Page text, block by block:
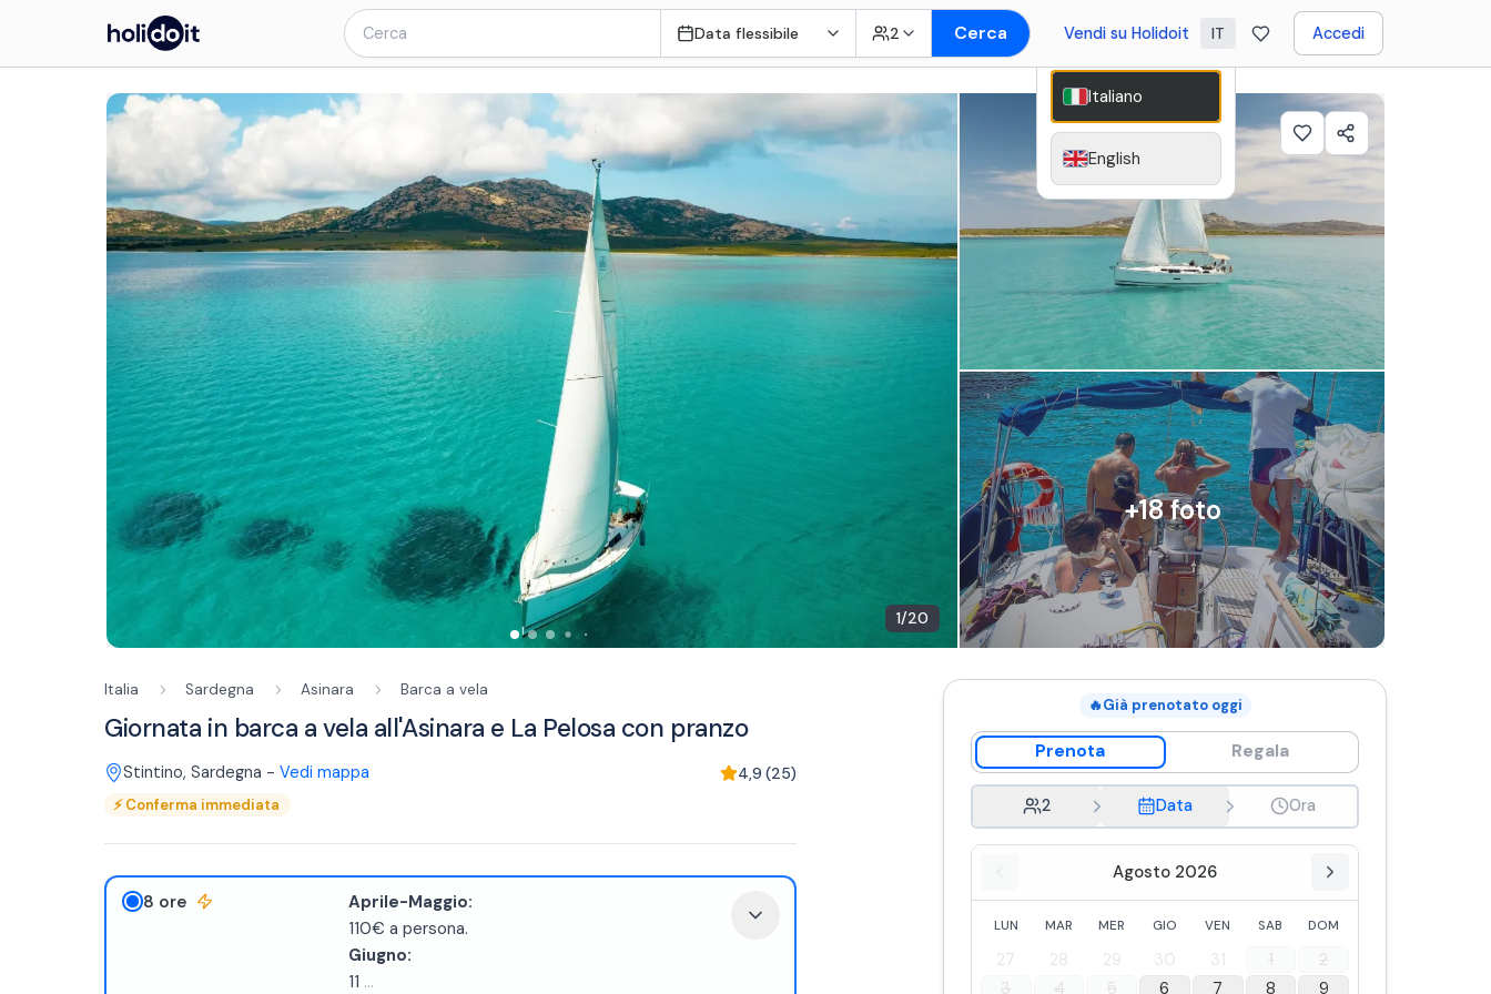
Data flessibile 2 Cerca Vendi su Holidoit IT Accedi
1/20
+18foto
Italia Sardegna Asinara Barca a vela
Giornata in barca a vela all'Asinara e La Pelosa con pranzo
Stintino, Sardegna - Vedi mappa 4,9 (25)
⚡Conferma immediata
8 ore
Aprile-Maggio:
110€ a persona.
Giugno:
11 ...
🔥Già prenotato oggi
Prenota Regala
2 Data Ora
Agosto 2026
LUN MAR MER GIO VEN SAB DOM
27 28 29 30 31 1
2
3
4 5 6 7 8
9
Italiano
English